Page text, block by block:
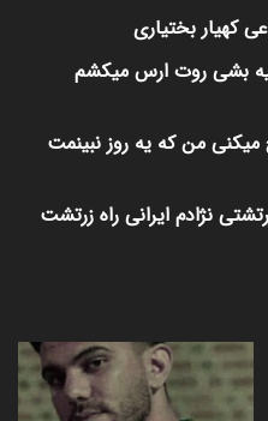
کهیار بختیاری
بشی روت ارس میکشم
میکنی من که یه روز نبینمت
نژادم ایرانی راه زرتشت